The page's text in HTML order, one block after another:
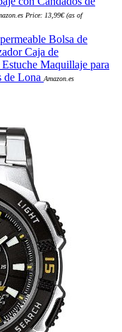
19,90€.18,91€.
Price: 13,99€(as of
Bolsa de
Caja de
Maquillaje para
de Lona Amazon.es